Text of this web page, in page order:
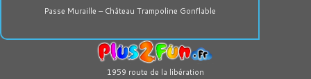
Passe Muraille – Château Trampoline Gonflable
1959 route de la libération